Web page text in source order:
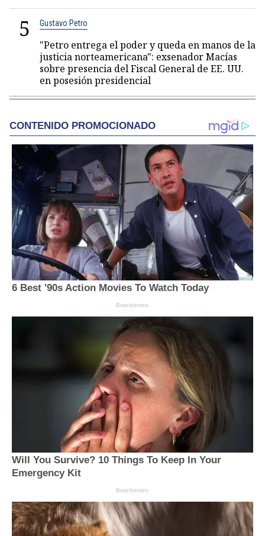
5 Gustavo Petro
"Petro entrega el poder y queda en manos de la
justicia norteamericana": exsenador Macías
sobre presencia del Fiscal General de EE. UU.
en posesión presidencial